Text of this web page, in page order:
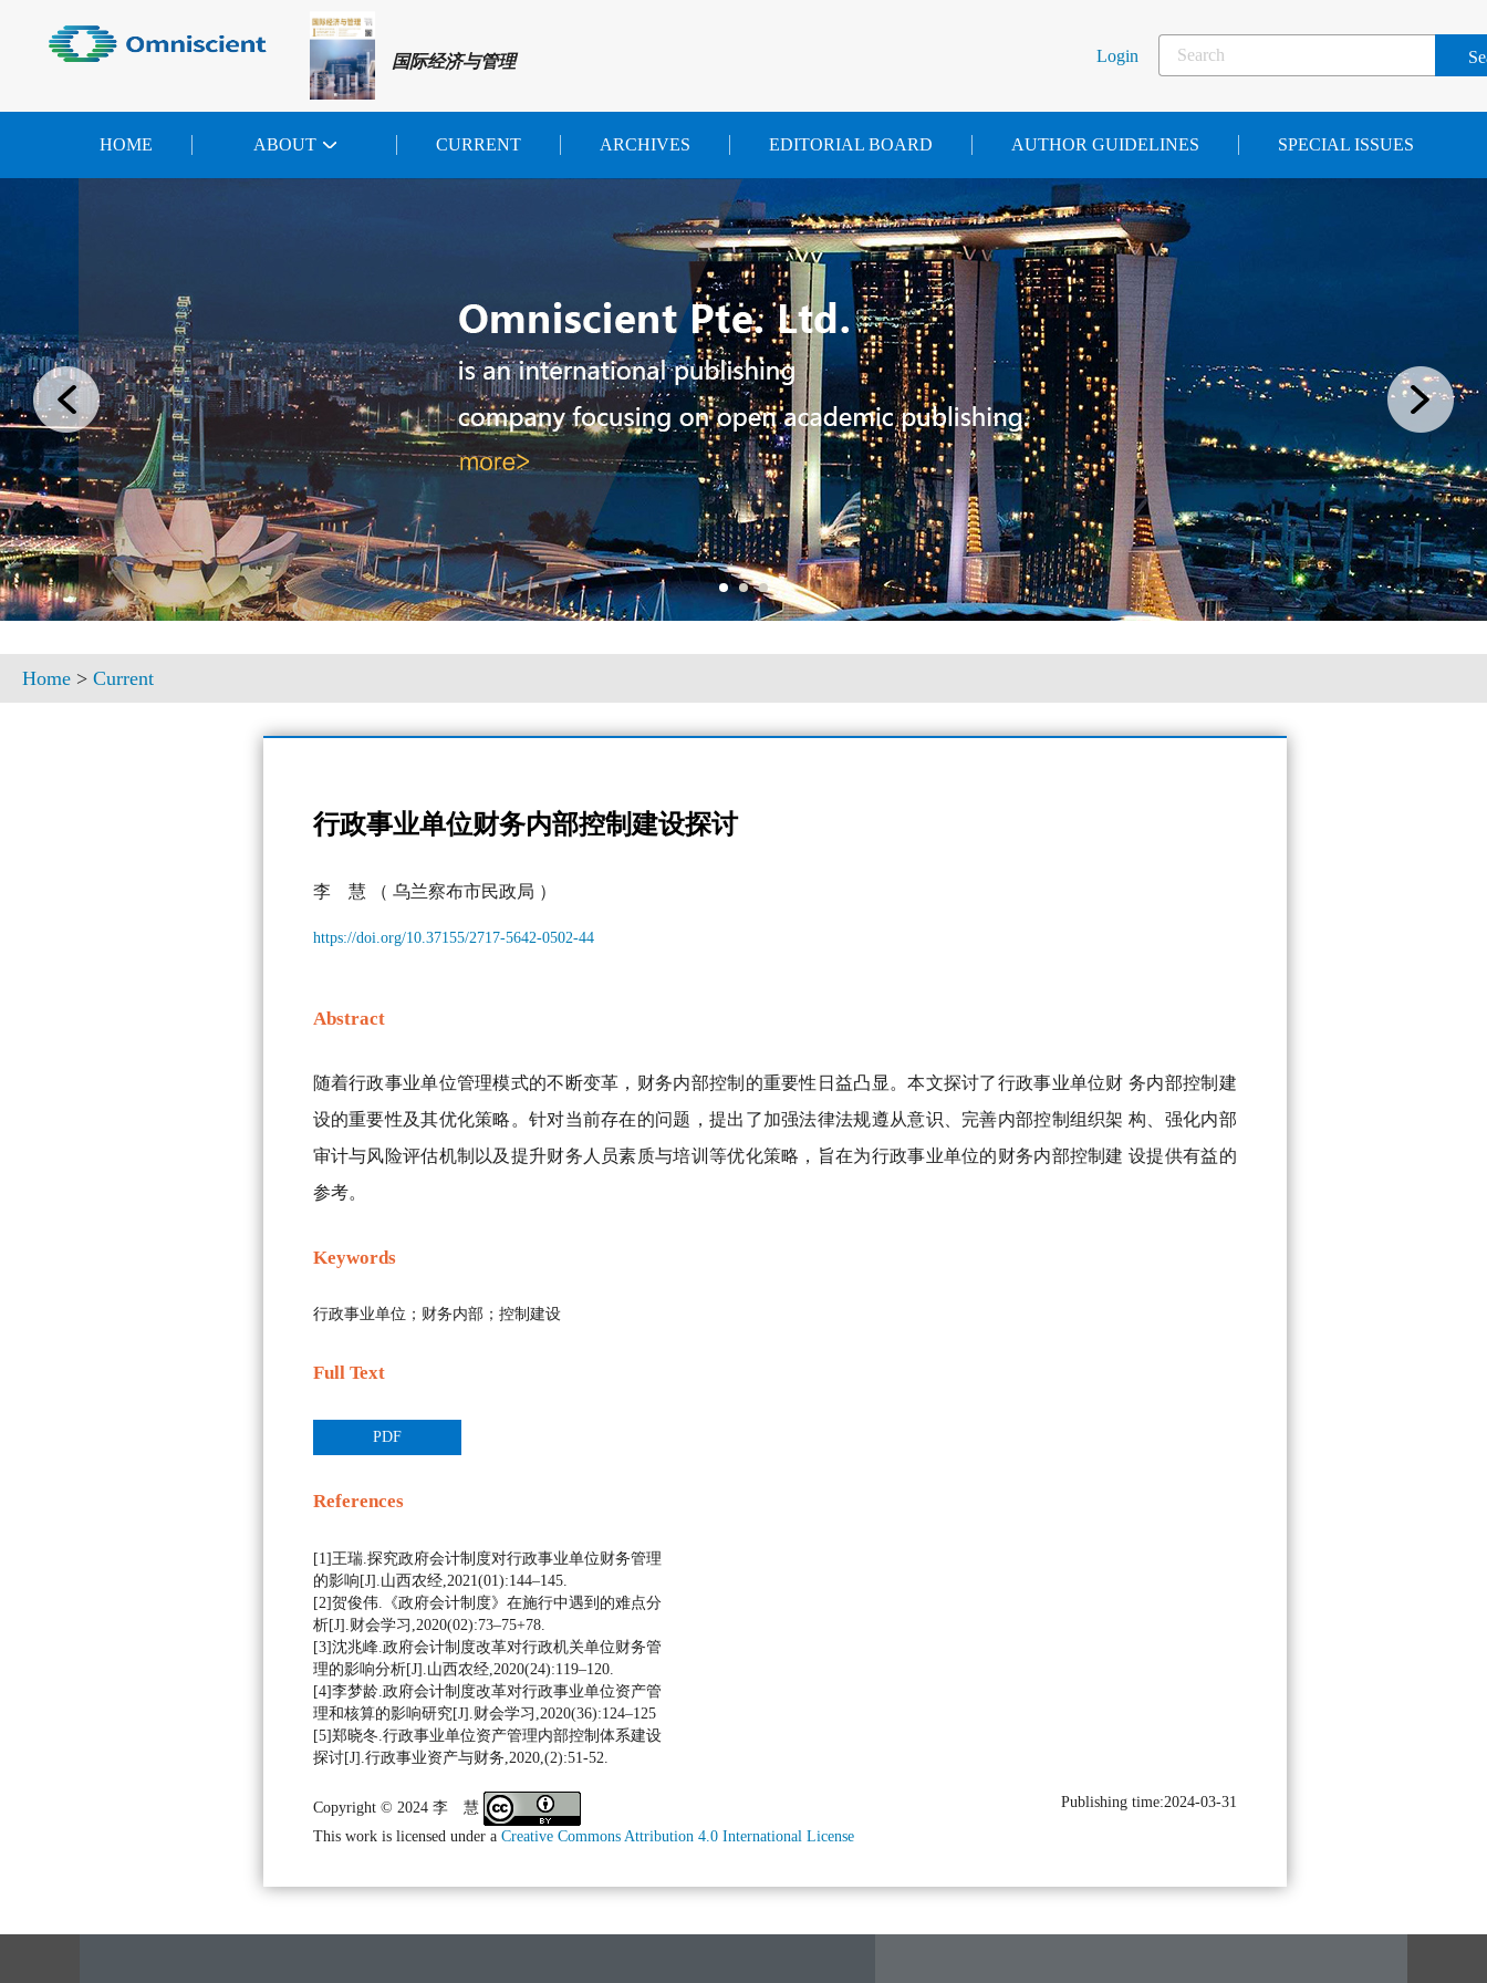
国际经济与管理 Login
HOME ABOUT CURRENT ARCHIVES EDITORIAL BOARD AUTHOR GUIDELINES SPECIAL ISSUES
Home > Current
行政事业单位财务内部控制建设探讨
李 慧 （ 乌兰察布市民政局 ）
https://doi.org/10.37155/2717-5642-0502-44
Abstract
随着行政事业单位管理模式的不断变革，财务内部控制的重要性日益凸显。本文探讨了行政事业单位财 务内部控制建
设的重要性及其优化策略。针对当前存在的问题，提出了加强法律法规遵从意识、完善内部控制组织架 构、强化内部
审计与风险评估机制以及提升财务人员素质与培训等优化策略，旨在为行政事业单位的财务内部控制建 设提供有益的
参考。
Keywords
行政事业单位；财务内部；控制建设
Full Text
PDF
References
[1]王瑞.探究政府会计制度对行政事业单位财务管理
的影响[J].山西农经,2021(01):144–145.
[2]贺俊伟.《政府会计制度》在施行中遇到的难点分
析[J].财会学习,2020(02):73–75+78.
[3]沈兆峰.政府会计制度改革对行政机关单位财务管
理的影响分析[J].山西农经,2020(24):119–120.
[4]李梦龄.政府会计制度改革对行政事业单位资产管
理和核算的影响研究[J].财会学习,2020(36):124–125
[5]郑晓冬.行政事业单位资产管理内部控制体系建设
探讨[J].行政事业资产与财务,2020,(2):51-52.
Copyright © 2024 李 慧 Publishing time:2024-03-31
This work is licensed under a Creative Commons Attribution 4.0 International License